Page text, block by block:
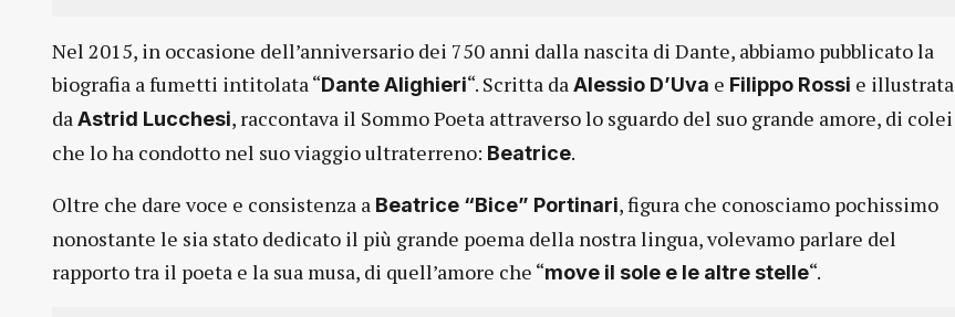
Nel 2015, in occasione dell’anniversario dei 750 anni dalla nascita di Dante, abbiamo pubblicato la
biografia a fumetti intitolata “Dante Alighieri“. Scritta daAlessio D’Uva e Filippo Rossi e illustrata
daAstrid Lucchesi, raccontava il Sommo Poeta attraverso lo sguardo del suo grande amore, di colei
che lo ha condotto nel suo viaggio ultraterreno: Beatrice.
Oltre che dare voce e consistenza a Beatrice “Bice” Portinari, figura che conosciamo pochissimo
nonostante le sia stato dedicato il più grande poema della nostra lingua, volevamo parlare del
rapporto tra il poeta e la sua musa, di quell’amore che “move il sole e le altre stelle“.